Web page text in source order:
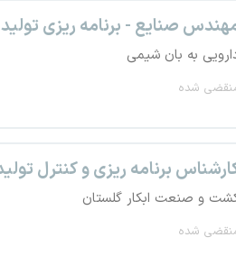
صنایع - برنامه ریزی تولید
به بان شیمی
شده
برنامه ریزی و کنترل
و صنعت ابکار گلستان
شده